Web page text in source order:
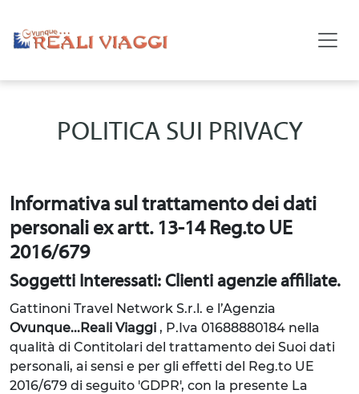
POLITICA SUI PRIVACY
Informativa sul trattamento dei dati
personali ex artt. 13-14 Reg.to UE
2016/679
Soggetti Interessati: Clienti agenzie affiliate.
Gattinoni Travel Network S.r.l. e l’Agenzia
Ovunque...Reali Viaggi , P.Iva 01688880184 nella
qualità di Contitolari del trattamento dei Suoi dati
personali, ai sensi e per gli effetti del Reg.to UE
2016/679 di seguito 'GDPR', con la presente La